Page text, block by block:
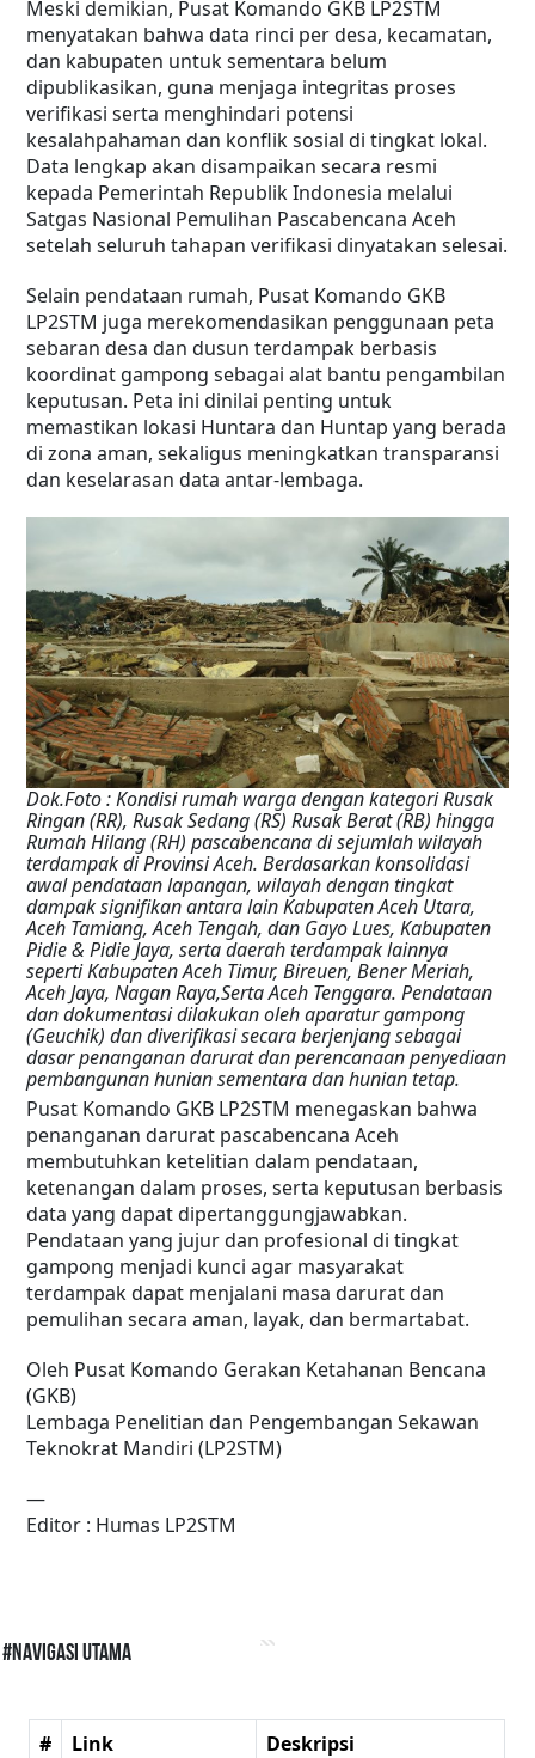
Meski demikian, Pusat Komando GKB LP2STM
menyatakan bahwa data rinci per desa, kecamatan,
dan kabupaten untuk sementara belum
dipublikasikan, guna menjaga integritas proses
verifikasi serta menghindari potensi
kesalahpahaman dan konflik sosial di tingkat lokal.
Data lengkap akan disampaikan secara resmi
kepada Pemerintah Republik Indonesia melalui
Satgas Nasional Pemulihan Pascabencana Aceh
setelah seluruh tahapan verifikasi dinyatakan selesai.
Selain pendataan rumah, Pusat Komando GKB
LP2STM juga merekomendasikan penggunaan peta
sebaran desa dan dusun terdampak berbasis
koordinat gampong sebagai alat bantu pengambilan
keputusan. Peta ini dinilai penting untuk
memastikan lokasi Huntara dan Huntap yang berada
di zona aman, sekaligus meningkatkan transparansi
dan keselarasan data antar-lembaga.
Dok.Foto : Kondisi rumah warga dengan kategori Rusak
Ringan (RR), Rusak Sedang (RS) Rusak Berat (RB) hingga
Rumah Hilang (RH) pascabencana di sejumlah wilayah
terdampak di Provinsi Aceh. Berdasarkan konsolidasi
awal pendataan lapangan, wilayah dengan tingkat
dampak signifikan antara lain Kabupaten Aceh Utara,
Aceh Tamiang, Aceh Tengah, dan Gayo Lues, Kabupaten
Pidie & Pidie Jaya, serta daerah terdampak lainnya
seperti Kabupaten Aceh Timur, Bireuen, Bener Meriah,
Aceh Jaya, Nagan Raya,Serta Aceh Tenggara. Pendataan
dan dokumentasi dilakukan oleh aparatur gampong
(Geuchik) dan diverifikasi secara berjenjang sebagai
dasar penanganan darurat dan perencanaan penyediaan
pembangunan hunian sementara dan hunian tetap.
Pusat Komando GKB LP2STM menegaskan bahwa
penanganan darurat pascabencana Aceh
membutuhkan ketelitian dalam pendataan,
ketenangan dalam proses, serta keputusan berbasis
data yang dapat dipertanggungjawabkan.
Pendataan yang jujur dan profesional di tingkat
gampong menjadi kunci agar masyarakat
terdampak dapat menjalani masa darurat dan
pemulihan secara aman, layak, dan bermartabat.
Oleh Pusat Komando Gerakan Ketahanan Bencana
(GKB)
Lembaga Penelitian dan Pengembangan Sekawan
Teknokrat Mandiri (LP2STM)
—
Editor : Humas LP2STM
#Navigasi Utama
# Link
Deskripsi